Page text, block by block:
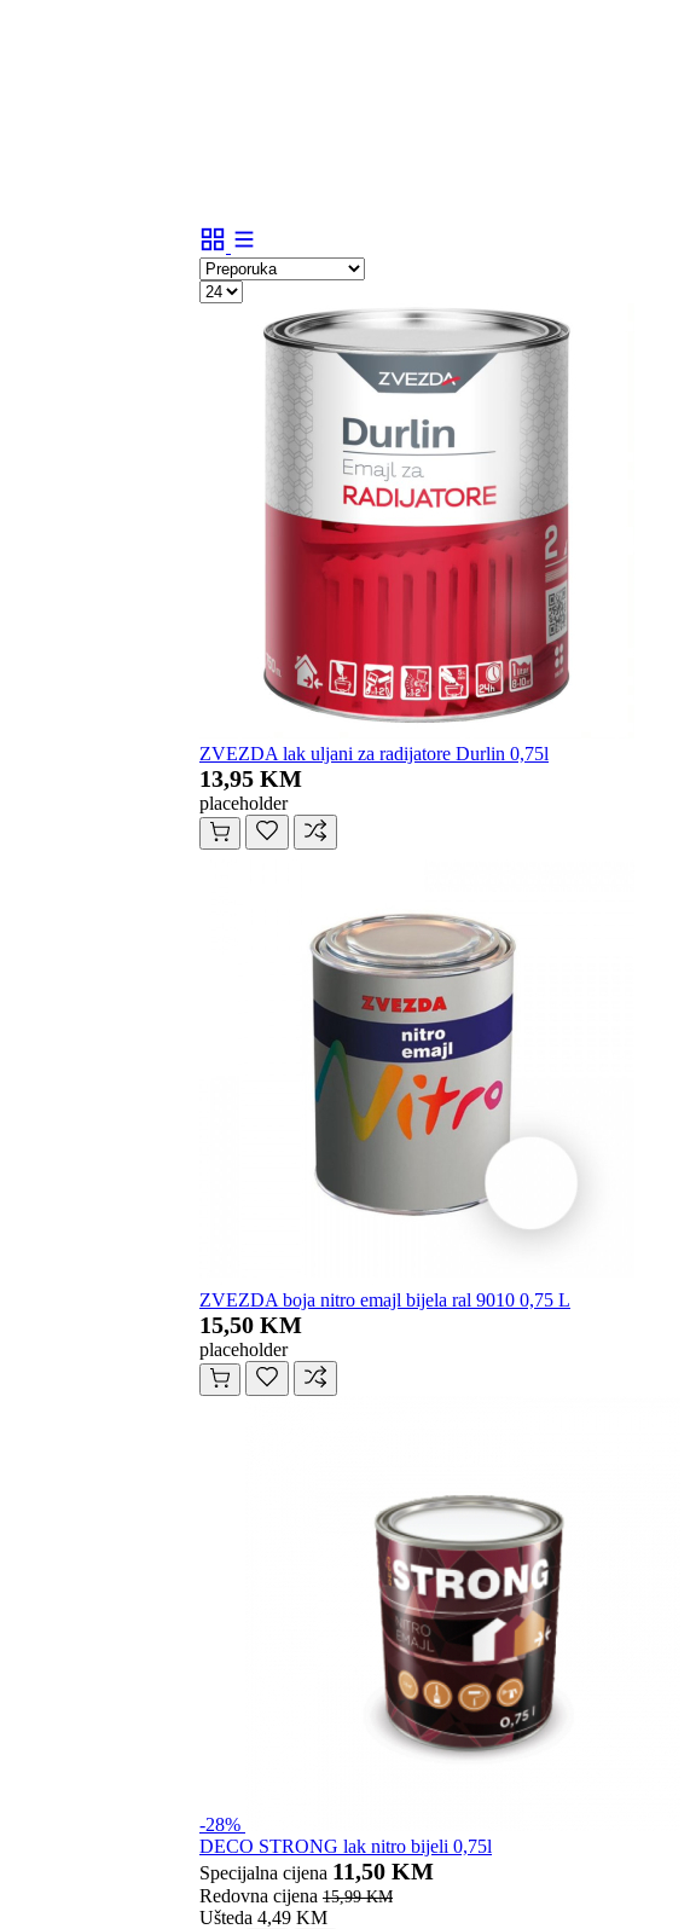
ZVEZDA lak uljani za radijatore Durlin 0,75l
13,95 KM
placeholder
ZVEZDA boja nitro emajl bijela ral 9010 0,75 L
15,50 KM
placeholder
-28%
DECO STRONG lak nitro bijeli 0,75l
Specijalna cijena 11,50 KM
Redovna cijena 15,99 KM
Ušteda 4,49 KM